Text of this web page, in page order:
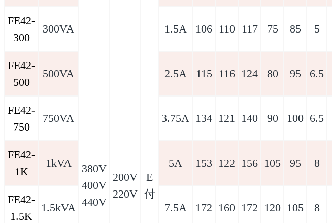
380V
400V
440V
200V
220V
E
付
FE42-
300
300VA 1.5A 106 110 117 75 85 5
FE42-
500
500VA 2.5A 115 116 124 80 95 6.5
FE42-
750
750VA 3.75A 134 121 140 90 100 6.5
FE42-
1K
1kVA 5A 153 122 156 105 95 8
FE42-
1.5K
1.5kVA 7.5A 172 160 172 120 105 8